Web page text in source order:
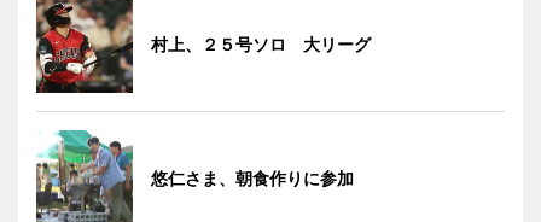
村上、２５号ソロ 大リーグ
悠仁さま、朝食作りに参加